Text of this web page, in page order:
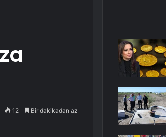
12 Bir dakikadan az